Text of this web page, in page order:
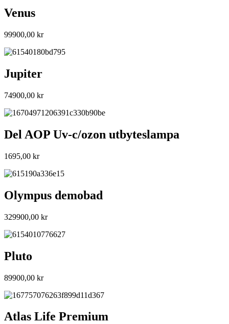
Venus
99900,00 kr
Jupiter
74900,00 kr
Del AOP Uv-c/ozon utbyteslampa
1695,00 kr
Olympus demobad
329900,00 kr
Pluto
89900,00 kr
Atlas Life Premium